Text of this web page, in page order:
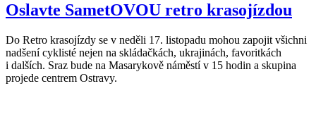
Oslavte SametOVOU retro krasojízdou
Do Retro krasojízdy se v neděli 17. listopadu mohou zapojit všichni
nadšení cyklisté nejen na skládačkách, ukrajinách, favoritkách
i dalších. Sraz bude na Masarykově náměstí v 15 hodin a skupina
projede centrem Ostravy.